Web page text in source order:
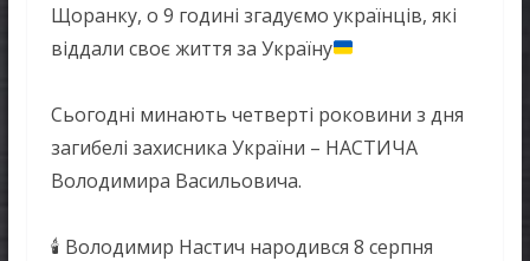
Щоранку, о 9 годині згадуємо українців, які
віддали своє життя за Україну
Сьогодні минають четверті роковини з дня
загибелі захисника України – НАСТИЧА
Володимира Васильовича.
🕯 Володимир Настич народився 8 серпня